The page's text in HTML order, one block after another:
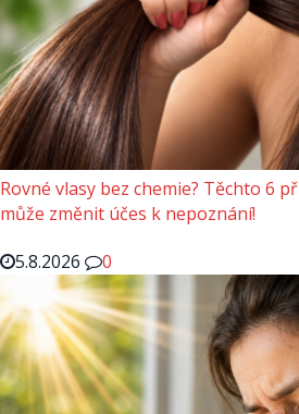
Rovné vlasy bez chemie? Těchto 6
může změnit účes k nepoznání!
5.8.2026
0